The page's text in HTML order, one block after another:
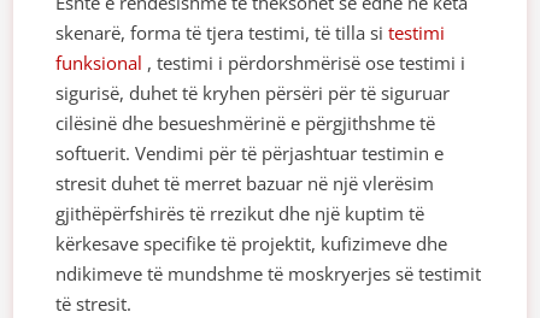
skenarë, forma të tjera testimi, të tilla sitestimi
funksional , testimi i përdorshmërisë ose testimi i
sigurisë, duhet të kryhen përsëri për të siguruar
cilësinë dhe besueshmërinë e përgjithshme të
softuerit. Vendimi për të përjashtuar testimin e
stresit duhet të merret bazuar në një vlerësim
gjithëpërfshirës të rrezikut dhe një kuptim të
kërkesave specifike të projektit, kufizimeve dhe
ndikimeve të mundshme të moskryerjes së testimit
të stresit.